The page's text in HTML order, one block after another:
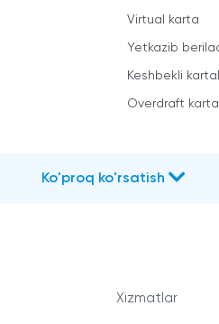
Virtual karta
Yetkazib
Keshbekli
Overdraft
Ko'proq ko'rsatish
Xizmatlar